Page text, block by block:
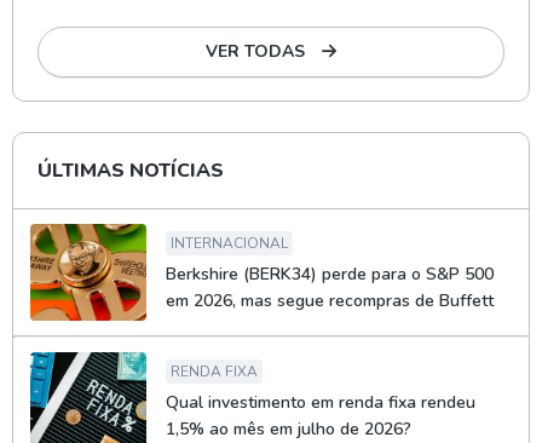
VER TODAS
ÚLTIMAS NOTÍCIAS
INTERNACIONAL
Berkshire (BERK34) perde para o S&P 500
em 2026, mas segue recompras de Buffett
RENDA FIXA
Qual investimento em renda fixa rendeu
1,5% ao mês em julho de 2026?